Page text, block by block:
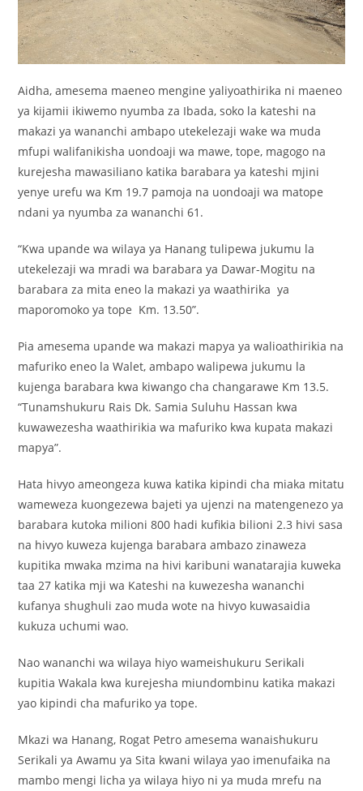
Aidha, amesema maeneo mengine yaliyoathirika ni maeneo
ya kijamii ikiwemo nyumba za Ibada, soko la kateshi na
makazi ya wananchi ambapo utekelezaji wake wa muda
mfupi walifanikisha uondoaji wa mawe, tope, magogo na
kurejesha mawasiliano katika barabara ya kateshi mjini
yenye urefu wa Km 19.7 pamoja na uondoaji wa matope
ndani ya nyumba za wananchi 61.
“Kwa upande wa wilaya ya Hanang tulipewa jukumu la
utekelezaji wa mradi wa barabara ya Dawar-Mogitu na
barabara za mita eneo la makazi ya waathirika ya
maporomoko ya tope Km. 13.50”.
Pia amesema upande wa makazi mapya ya walioathirikia na
mafuriko eneo la Walet, ambapo walipewa jukumu la
kujenga barabara kwa kiwango cha changarawe Km 13.5.
“Tunamshukuru Rais Dk. Samia Suluhu Hassan kwa
kuwawezesha waathirikia wa mafuriko kwa kupata makazi
mapya”.
Hata hivyo ameongeza kuwa katika kipindi cha miaka mitatu
wameweza kuongezewa bajeti ya ujenzi na matengenezo ya
barabara kutoka milioni 800 hadi kufikia bilioni 2.3 hivi sasa
na hivyo kuweza kujenga barabara ambazo zinaweza
kupitika mwaka mzima na hivi karibuni wanatarajia kuweka
taa 27 katika mji wa Kateshi na kuwezesha wananchi
kufanya shughuli zao muda wote na hivyo kuwasaidia
kukuza uchumi wao.
Nao wananchi wa wilaya hiyo wameishukuru Serikali
kupitia Wakala kwa kurejesha miundombinu katika makazi
yao kipindi cha mafuriko ya tope.
Mkazi wa Hanang, Rogat Petro amesema wanaishukuru
Serikali ya Awamu ya Sita kwani wilaya yao imenufaika na
mambo mengi licha ya wilaya hiyo ni ya muda mrefu na